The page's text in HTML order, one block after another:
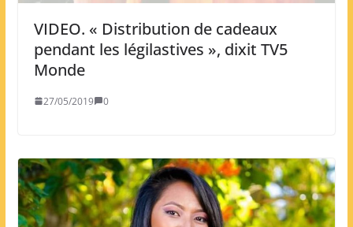
VIDEO. « Distribution de cadeaux
pendant les légilastives », dixit TV5
Monde
27/05/2019 0